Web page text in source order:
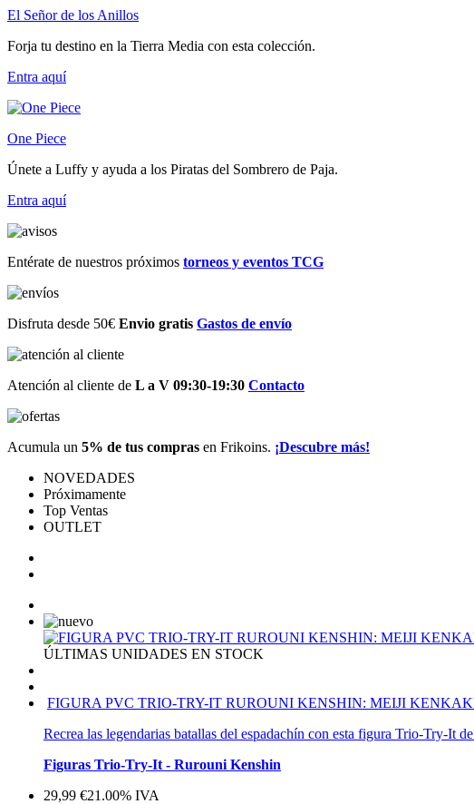
El Señor de los Anillos
Forja tu destino en la Tierra Media con esta colección.
Entra aquí
One Piece
Únete a Luffy y ayuda a los Piratas del Sombrero de Paja.
Entra aquí
Entérate de nuestros próximos torneos y eventos TCG
Disfruta desde 50€ Envio gratis Gastos de envío
Atención al cliente de L a V 09:30-19:30 Contacto
Acumula un 5% de tus compras en Frikoins. ¡Descubre más!
NOVEDADES
Próximamente
Top Ventas
OUTLET
ÚLTIMAS UNIDADES EN STOCK
FIGURA PVC TRIO-TRY-IT RUROUNI KENSHIN: MEIJI
Recrea las legendarias batallas del espadachín con esta figura Trio-Try-It
Figuras Trio-Try-It - Rurouni Kenshin
29,99 €21.00% IVA